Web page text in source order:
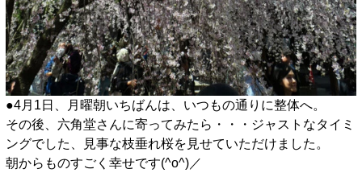
●4月1日、月曜朝いちばんは、いつもの通りに整体へ。
その後、六角堂さんに寄ってみたら・・・ジャストなタイミ
ングでした、見事な枝垂れ桜を見せていただけました。
朝からものすごく幸せです(^o^)／